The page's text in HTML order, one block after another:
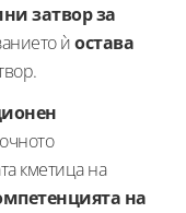
затвор за
ѝостава
кметица на
на